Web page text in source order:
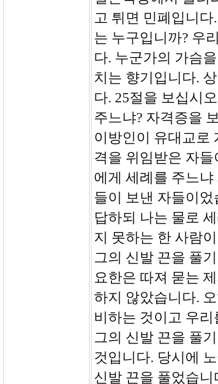
고 튀면 민폐입니
는 누구입니까? 우
다. 누군가의 가슴
치는 향기입니다.
다. 25절을 보십시
주느냐? 자격증을
이방인이 유대교로
격을 위임받은 자
에게 세례를 주느
들이 보낸 자들이었
답하되 나는 물로
지 못하는 한 사람
그의 신발 끈을 풀
요한은 따져 묻는
하지 않았습니다.
비하는 것이고 우
그의 신발 끈을 풀
것입니다. 당시에
신발 끈을 풀었습